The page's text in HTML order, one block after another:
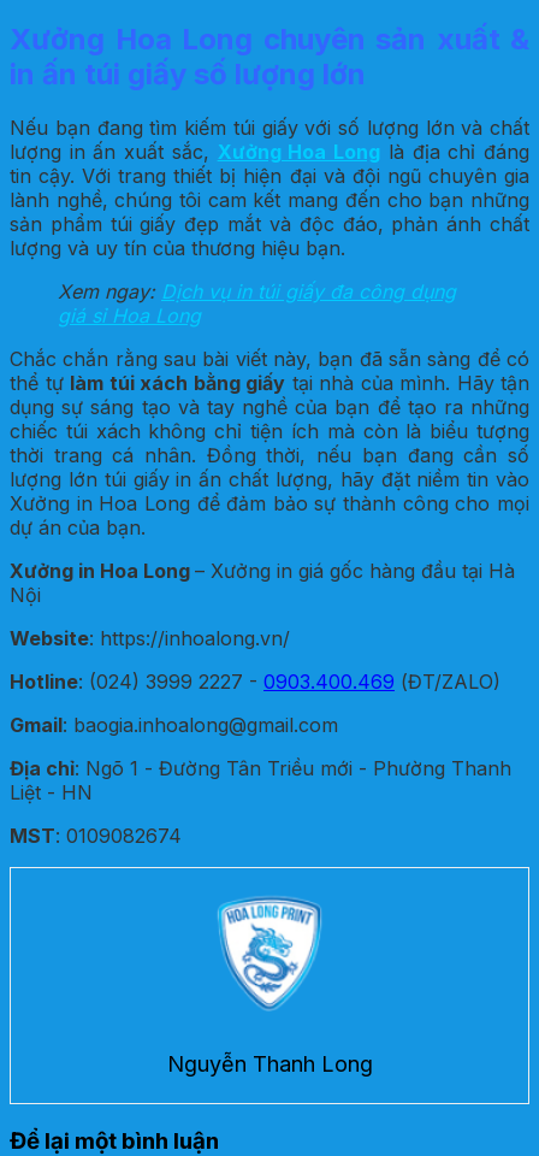
Xưởng Hoa Long chuyên sản xuất &
in ấn túi giấy số lượng lớn
Nếu bạn đang tìm kiếm túi giấy với số lượng lớn và chất
lượng in ấn xuất sắc, Xưởng Hoa Long là địa chỉ đáng
tin cậy. Với trang thiết bị hiện đại và đội ngũ chuyên gia
lành nghề, chúng tôi cam kết mang đến cho bạn những
sản phẩm túi giấy đẹp mắt và độc đáo, phản ánh chất
lượng và uy tín của thương hiệu bạn.
Xem ngay: Dịch vụ in túi giấy đa công dụng
giá sỉ Hoa Long
Chắc chắn rằng sau bài viết này, bạn đã sẵn sàng để có
thể tự làm túi xách bằng giấy tại nhà của mình. Hãy tận
dụng sự sáng tạo và tay nghề của bạn để tạo ra những
chiếc túi xách không chỉ tiện ích mà còn là biểu tượng
thời trang cá nhân. Đồng thời, nếu bạn đang cần số
lượng lớn túi giấy in ấn chất lượng, hãy đặt niềm tin vào
Xưởng in Hoa Long để đảm bảo sự thành công cho mọi
dự án của bạn.
Xưởng in Hoa Long – Xưởng in giá gốc hàng đầu tại Hà
Nội
Website: https://inhoalong.vn/
Hotline: (024) 3999 2227 - 0903.400.469 (ĐT/ZALO)
Gmail: baogia.inhoalong@gmail.com
Địa chỉ: Ngõ 1 - Đường Tân Triều mới - Phường Thanh
Liệt - HN
MST: 0109082674
Nguyễn Thanh Long
Để lại một bình luận